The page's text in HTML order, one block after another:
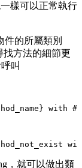
樣可以正常執行
件的所屬類別
找方法的細節更
叫
with
，就可以做出類